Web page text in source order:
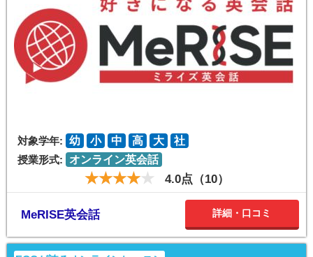
対象学年: 幼 小 中 高 大
社
授業形式:
オンライン英会話
4.0点（10）
MeRISE英会話 詳細・口コミ